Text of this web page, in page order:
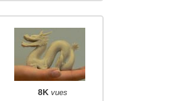
8K vues